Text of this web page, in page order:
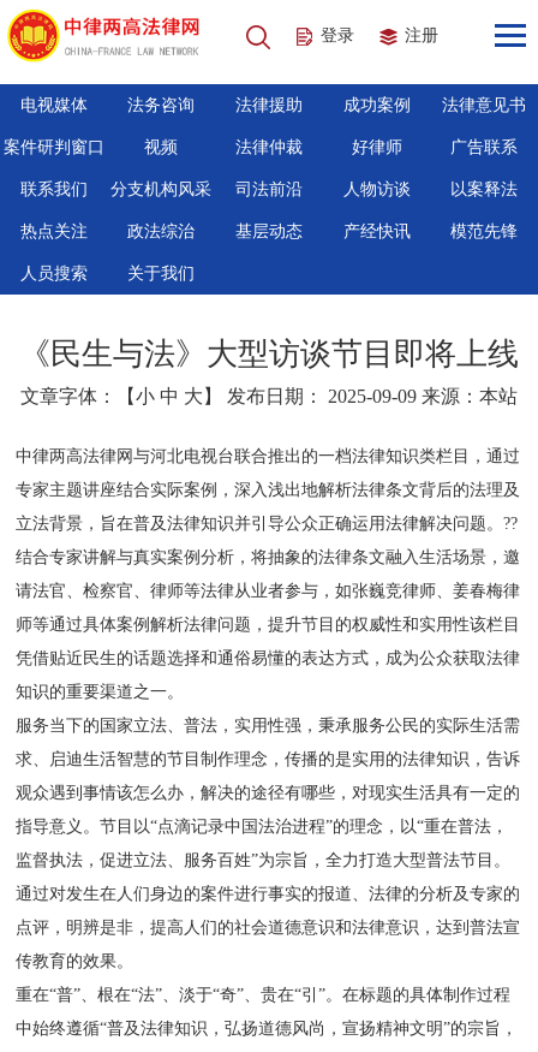
登录 注册
电视媒体 法务咨询 法律援助 成功案例 法律意见书
案件研判窗口 视频 法律仲裁 好律师 广告联系
联系我们 分支机构风采 司法前沿 人物访谈 以案释法
热点关注 政法综治 基层动态 产经快讯 模范先锋
人员搜索 关于我们
《民生与法》大型访谈节目即将上线
文章字体：【小 中 大 】 发布日期： 2025-09-09 来源：本站
中律两高法律网与河北电视台联合推出的一档法律知识类栏目，通过
专家主题讲座结合实际案例，深入浅出地解析法律条文背后的法理及
立法背景，旨在普及法律知识并引导公众正确运用法律解决问题。??
结合专家讲解与真实案例分析，将抽象的法律条文融入生活场景，邀
请法官、检察官、律师等法律从业者参与，如张巍竞律师、姜春梅律
师等通过具体案例解析法律问题，提升节目的权威性和实用性该栏目
凭借贴近民生的话题选择和通俗易懂的表达方式，成为公众获取法律
知识的重要渠道之一。
服务当下的国家立法、普法，实用性强，秉承服务公民的实际生活需
求、启迪生活智慧的节目制作理念，传播的是实用的法律知识，告诉
观众遇到事情该怎么办，解决的途径有哪些，对现实生活具有一定的
指导意义。节目以“点滴记录中国法治进程”的理念，以“重在普法，
监督执法，促进立法、服务百姓”为宗旨，全力打造大型普法节目。
通过对发生在人们身边的案件进行事实的报道、法律的分析及专家的
点评，明辨是非，提高人们的社会道德意识和法律意识，达到普法宣
传教育的效果。
重在“普”、根在“法”、淡于“奇”、贵在“引”。在标题的具体制作过程
中始终遵循“普及法律知识，弘扬道德风尚，宣扬精神文明”的宗旨，